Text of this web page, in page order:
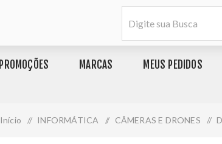
PROMOÇÕES MARCAS MEUS PEDIDOS
Início / INFORMÁTICA / CÂMERAS E DRONES /